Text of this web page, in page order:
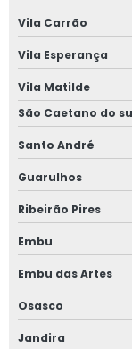
Janela de
Janela de
Janela de
Janela de
Janela de
Janela de
Janela em
Janela anti barulho
Janela anti
Vila Carrão
Vila Esperança
Vila Matilde
São Caetano do
Santo André
Guarulhos
Ribeirão Pires
Embu
Embu das Artes
Osasco
Jandira